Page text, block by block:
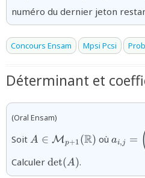
numéro du dernier jeton
Concours Ensam Mpsi Pcsi
Déterminant et
(Oral Ensam)
Soit {A\in
{\mathcal
M}_{p+1}
(\mathbb{R})}
A ∈ Mp+1 (R) où ai,j =
Calculer {\det(A)}
det(A).